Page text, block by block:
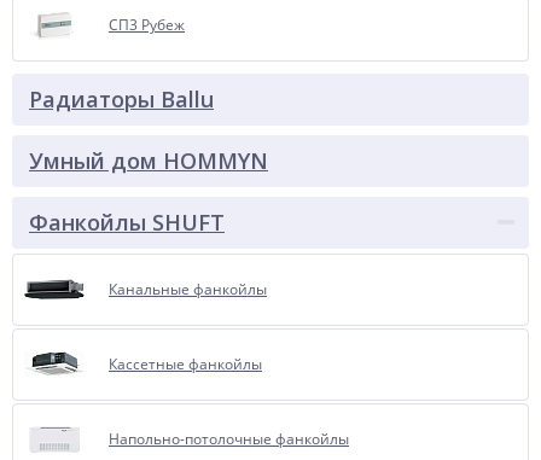
СП3 Рубеж
Радиаторы Ballu
Умный дом HOMMYN
Фанкойлы SHUFT
Канальные фанкойлы
Кассетные фанкойлы
Напольно-потолочные фанкойлы